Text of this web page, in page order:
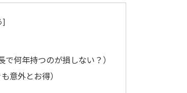
何年持つのが損しない？）
意外とお得）